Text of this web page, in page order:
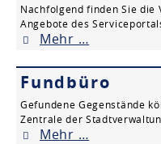
Nachfolgend finden Sie
Angebote des
Mehr …
Fundbüro
Gefundene Gegenstände
Zentrale der
Mehr …